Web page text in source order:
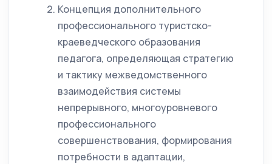
Концепция дополнительного
профессионального туристско-
краеведческого образования
педагога, определяющая стратегию
и тактику межведомственного
взаимодействия системы
непрерывного, многоуровневого
профессионального
совершенствования, формирования
потребности в адаптации,